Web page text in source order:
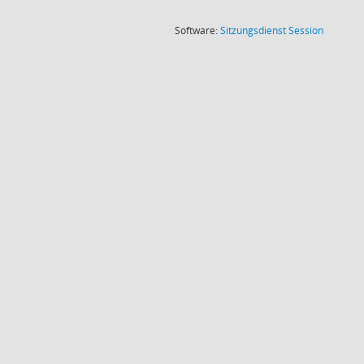
Software:SitzungsdienstSession(Wird in